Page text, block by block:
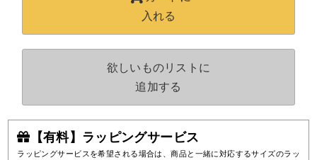
【有料】ラッピングサービス
ラッピングサービスを希望される場合は、商品と一緒に対応するサイズのラッ
入れる
欲しいものリストに
追加する